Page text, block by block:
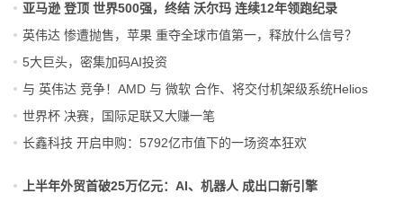
亚马逊 登顶 世界500强，终结 沃尔玛 连续12年领跑纪录
英伟达 惨遭抛售，苹果 重夺全球市值第一，释放什么信号？
5大巨头，密集加码AI投资
与 英伟达 竞争！AMD 与 微软 合作、将交付机架级系统Helios
世界杯 决赛，国际足联又大赚一笔
长鑫科技 开启申购：5792亿市值下的一场资本狂欢
上半年外贸首破25万亿元：AI、机器人 成出口新引擎